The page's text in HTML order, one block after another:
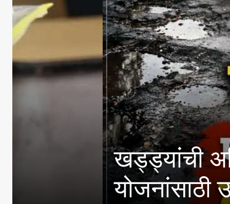
खड्ड्यांची
योजनांसाठी उत्पन्न